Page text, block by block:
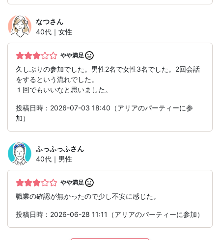
なつさん
40代｜女性
やや満足
久しぶりの参加でした。男性2名で女性3名でした。2回会話
をするという流れでした。
１回でもいいなと思いました。
投稿日時：2026-07-03 18:40（アリアのパーティーに参
加）
ふっふっふさん
40代｜男性
やや満足
職業の確認が無かったので少し不安に感じた。
投稿日時：2026-06-28 11:11（アリアのパーティーに参加）